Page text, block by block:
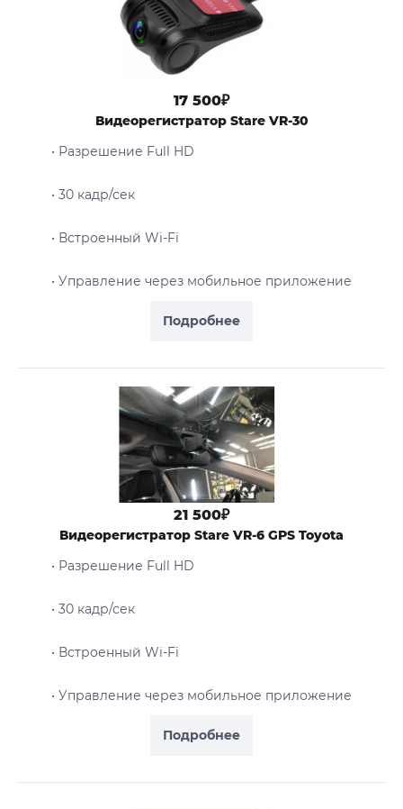
Подробнее
17 500₽
Видеорегистратор Stare VR-30
• Разрешение Full HD
• 30 кадр/сек
• Встроенный Wi-Fi
• Управление через мобильное приложение
Подробнее
21 500₽
Видеорегистратор Stare VR-6 GPS Toyota
• Разрешение Full HD
• 30 кадр/сек
• Встроенный Wi-Fi
• Управление через мобильное приложение